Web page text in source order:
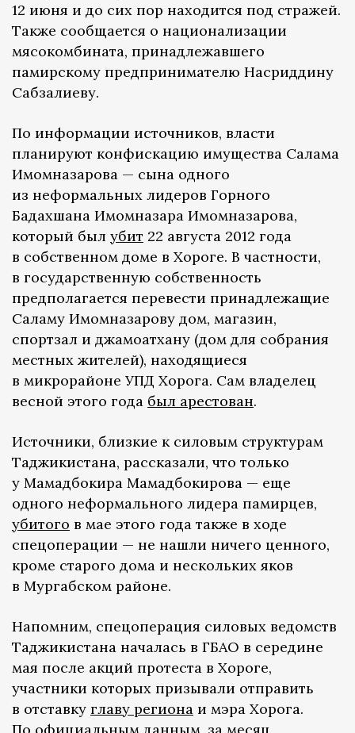
12 июня и до сих пор находится под стражей.
Также сообщается о национализации
мясокомбината, принадлежавшего
памирскому предпринимателю Насриддину
Сабзалиеву.
По информации источников, власти
планируют конфискацию имущества Салама
Имомназарова — сына одного
из неформальных лидеров Горного
Бадахшана Имомназара Имомназарова,
который был убит 22 августа 2012 года
в собственном доме в Хороге. В частности,
в государственную собственность
предполагается перевести принадлежащие
Саламу Имомназарову дом, магазин,
спортзал и джамоатхану (дом для собрания
местных жителей), находящиеся
в микрорайоне УПД Хорога. Сам владелец
весной этого года был арестован.
Источники, близкие к силовым структурам
Таджикистана, рассказали, что только
у Мамадбокира Мамадбокирова — еще
одного неформального лидера памирцев,
убитого в мае этого года также в ходе
спецоперации — не нашли ничего ценного,
кроме старого дома и нескольких яков
в Мургабском районе.
Напомним, спецоперация силовых ведомств
Таджикистана началась в ГБАО в середине
мая после акций протеста в Хороге,
участники которых призывали отправить
в отставку главу региона и мэра Хорога.